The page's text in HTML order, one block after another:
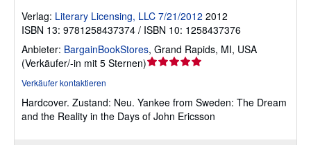
Verlag: Literary Licensing, LLC 7/21/2012 2012
ISBN 13: 9781258437374 / ISBN 10: 1258437376
Anbieter: BargainBookStores, Grand Rapids, MI, USA
(Verkäufer/-in mit 5 Sternen)Verkäuferbewertung
5
Sternen
Verkäufer kontaktieren
Hardcover. Zustand: Neu. Yankee from Sweden: The Dream
and the Reality in the Days of John Ericsson